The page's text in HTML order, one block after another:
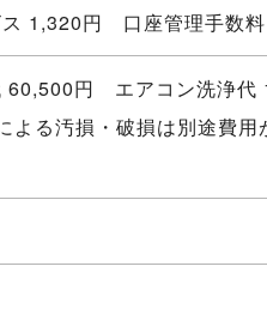
ス 1,320円 口座管理手数
60,500円 エアコン洗浄代
よる汚損・破損は別途費用